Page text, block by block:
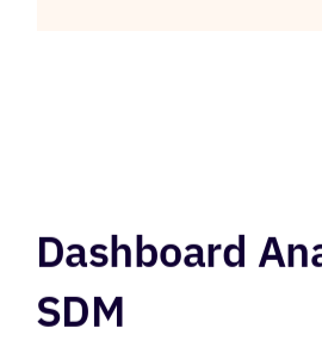
Dashboard
SDM